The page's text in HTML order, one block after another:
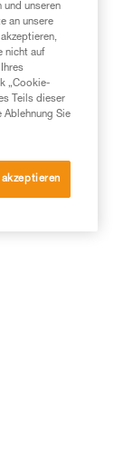
und unseren
an unsere
nicht auf
„Cookie-
Teils dieser
Ablehnung Sie